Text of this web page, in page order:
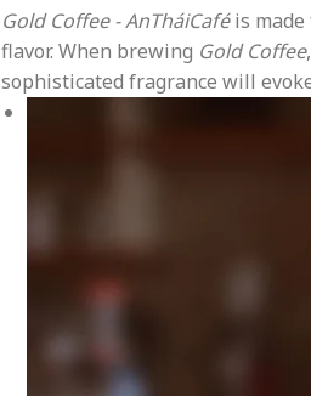
Gold Coffee - AnTháiCaféis made
flavor. When brewing Gold Coffee
sophisticated fragrance will